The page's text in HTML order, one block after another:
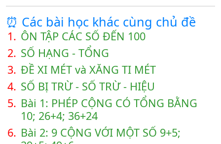
⏰ Các bài học khác cùng chủ đề
1. ÔN TẬP CÁC SỐ ĐẾN 100
2. SỐ HẠNG - TỔNG
3. ĐỀ XI MÉT và XĂNG TI MÉT
4. SỐ BỊ TRỪ - SỐ TRỪ - HIỆU
5. Bài 1: PHÉP CỘNG CÓ TỔNG BẰNG
10; 26+4; 36+24
6. Bài 2: 9 CỘNG VỚI MỘT SỐ 9+5;